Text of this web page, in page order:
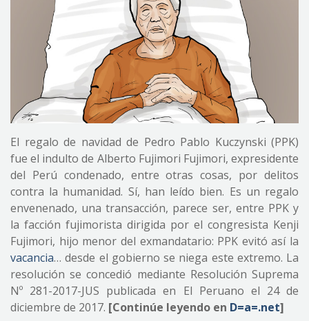
El regalo de navidad de Pedro Pablo Kuczynski (PPK)
fue el indulto de Alberto Fujimori Fujimori, expresidente
del Perú condenado, entre otras cosas, por delitos
contra la humanidad. Sí, han leído bien. Es un regalo
envenenado, una transacción, parece ser, entre PPK y
la facción fujimorista dirigida por el congresista Kenji
Fujimori, hijo menor del exmandatario: PPK evitó así la
vacancia… desde el gobierno se niega este extremo. La
resolución se concedió mediante Resolución Suprema
Nº 281-2017-JUS publicada en El Peruano el 24 de
diciembre de 2017. [Continúe leyendo en D=a=.net]